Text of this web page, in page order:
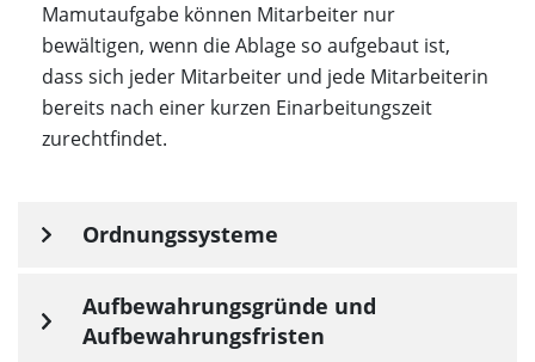
Mamutaufgabe können Mitarbeiter nur
bewältigen, wenn die Ablage so aufgebaut ist,
dass sich jeder Mitarbeiter und jede Mitarbeiterin
bereits nach einer kurzen Einarbeitungszeit
zurechtfindet.
Ordnungssysteme
Aufbewahrungsgründe und
Aufbewahrungsfristen